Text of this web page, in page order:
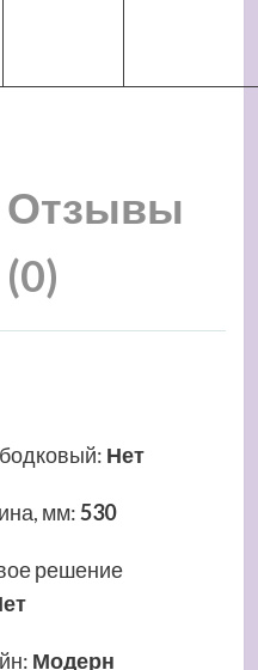
Отзывы
(0)
: Нет
мм:530
решение
: Модерн